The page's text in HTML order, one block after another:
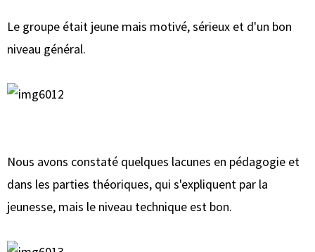
Le groupe était jeune mais motivé, sérieux et d'un bon
niveau général.
Nous avons constaté quelques lacunes en pédagogie et
dans les parties théoriques, qui s'expliquent par la
jeunesse, mais le niveau technique est bon.